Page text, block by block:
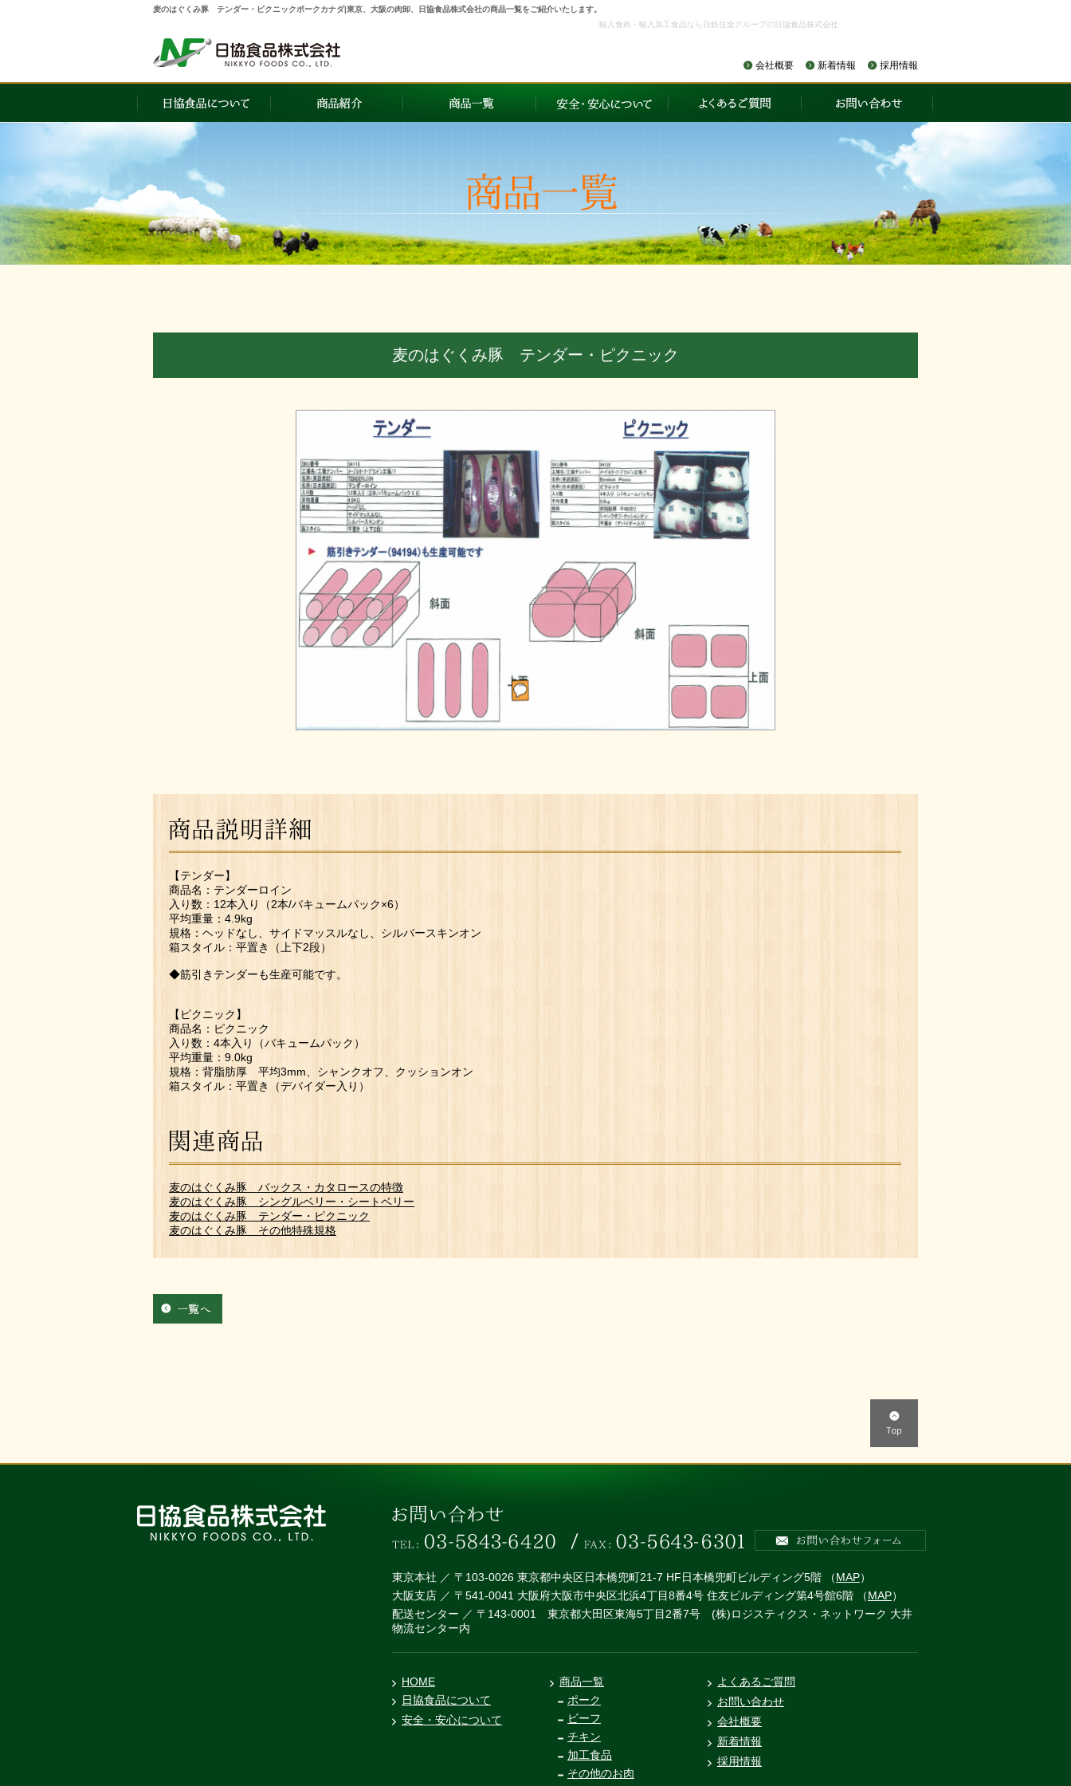
麦のはぐくみ豚 テンダー・ピクニックポークカナダ|東京、大阪の肉卸、日協食品株式会社の商品一覧をご紹介いたします。
輸入食肉・輸入加工食品なら日鉄住金グループの日協食品株式会社
会社概要 新着情報 採用情報
麦のはぐくみ豚 テンダー・ピクニック
【テンダー】
商品名：テンダーロイン
入り数：12本入り（2本/バキュームパック×6）
平均重量：4.9kg
規格：ヘッドなし、サイドマッスルなし、シルバースキンオン
箱スタイル：平置き（上下2段）
◆筋引きテンダーも生産可能です。
【ピクニック】
商品名：ピクニック
入り数：4本入り（バキュームパック）
平均重量：9.0kg
規格：背脂肪厚 平均3mm、シャンクオフ、クッションオン
箱スタイル：平置き（デバイダー入り）
麦のはぐくみ豚 バックス・カタロースの特徴
麦のはぐくみ豚 シングルベリー・シートベリー
麦のはぐくみ豚 テンダー・ピクニック
麦のはぐくみ豚 その他特殊規格
東京本社 ／ 〒103-0026 東京都中央区日本橋兜町21-7 HF日本橋兜町ビルディング5階 （MAP）
大阪支店 ／ 〒541-0041 大阪府大阪市中央区北浜4丁目8番4号 住友ビルディング第4号館6階 （MAP）
配送センター ／ 〒143-0001 東京都大田区東海5丁目2番7号 (株)ロジスティクス・ネットワーク 大井
物流センター内
HOME
日協食品について
安全・安心について
商品一覧
ポーク
ビーフ
チキン
加工食品
その他のお肉
よくあるご質問
お問い合わせ
会社概要
新着情報
採用情報